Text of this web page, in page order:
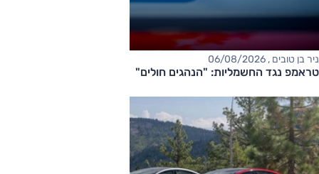
ניר בן טובים , 06/08/2026
טראמפ נגד החשמליות: "הנהגים חולים"